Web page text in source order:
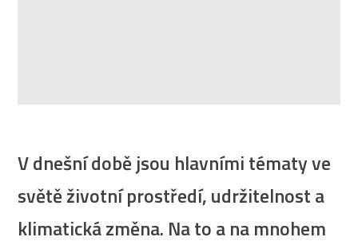
V dnešní době jsou hlavními tématy ve
světě životní prostředí, udržitelnost a
klimatická změna. Na to a na mnohem